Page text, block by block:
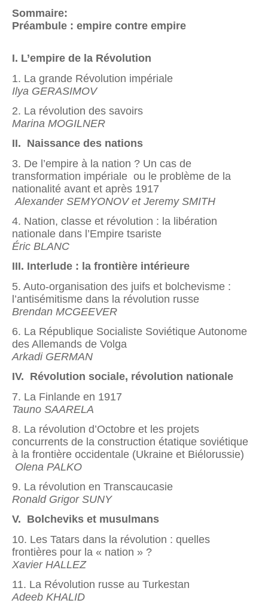
Sommaire:
Préambule : empire contre empire
I. L’empire de la Révolution
1. La grande Révolution impériale
Ilya GERASIMOV
2. La révolution des savoirs
Marina MOGILNER
II. Naissance des nations
3. De l’empire à la nation ? Un cas de
transformation impériale ou le problème de la
nationalité avant et après 1917
Alexander SEMYONOV et Jeremy SMITH
4. Nation, classe et révolution : la libération
nationale dans l’Empire tsariste
Éric BLANC
III. Interlude : la frontière intérieure
5. Auto-organisation des juifs et bolchevisme :
l’antisémitisme dans la révolution russe
Brendan MCGEEVER
6. La République Socialiste Soviétique Autonome
des Allemands de Volga
Arkadi GERMAN
IV. Révolution sociale, révolution nationale
7. La Finlande en 1917
Tauno SAARELA
8. La révolution d’Octobre et les projets
concurrents de la construction étatique soviétique
à la frontière occidentale (Ukraine et Biélorussie)
Olena PALKO
9. La révolution en Transcaucasie
Ronald Grigor SUNY
V. Bolcheviks et musulmans
10. Les Tatars dans la révolution : quelles
frontières pour la « nation » ?
Xavier HALLEZ
11. La Révolution russe au Turkestan
Adeeb KHALID